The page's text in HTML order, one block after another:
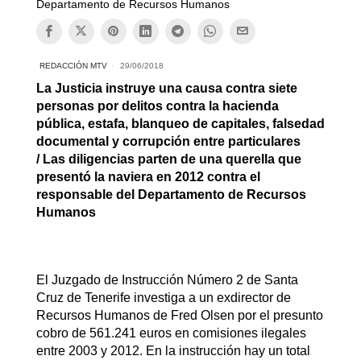
Departamento de Recursos Humanos
REDACCIÓN MTV 29/06/2018
La Justicia instruye una causa contra siete
personas por delitos contra la hacienda
pública, estafa, blanqueo de capitales, falsedad
documental y corrupción entre particulares
/ Las diligencias parten de una querella que
presentó la naviera en 2012 contra el
responsable del Departamento de Recursos
Humanos
El Juzgado de Instrucción Número 2 de Santa
Cruz de Tenerife investiga a un exdirector de
Recursos Humanos de Fred Olsen por el presunto
cobro de 561.241 euros en comisiones ilegales
entre 2003 y 2012. En la instrucción hay un total